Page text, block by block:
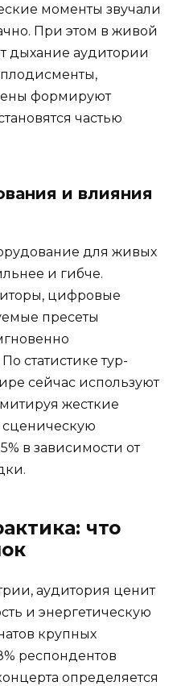
моменты звучали
При этом в живой
дыхание аудитории
формируют
частью
и влияния
для живых
и гибче.
цифровые
пресеты
статистике тур-
сейчас используют
жесткие
в зависимости от
что
аудитория ценит
и энергетическую
крупных
респондентов
определяется